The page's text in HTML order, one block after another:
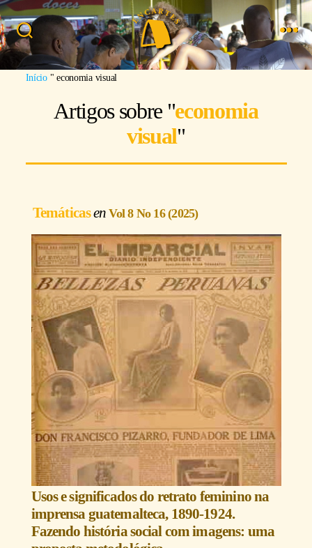
Busca Menu
Imagem: Thiago Oliveira
Início"economia visual
Artigos sobre "economia
visual"
Temáticas Vol 8 No 16 (2025)
Usos e significados do retrato feminino na
imprensa guatemalteca, 1890-1924.
Fazendo história social com imagens: uma